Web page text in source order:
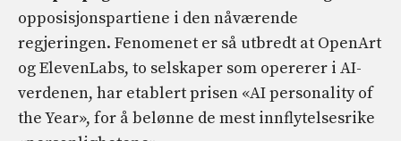
opposisjonspartiene i den nåværende
regjeringen. Fenomenet er så utbredt at OpenArt
og ElevenLabs, to selskaper som opererer i AI-
verdenen, har etablert prisen «AI personality of
the Year», for å belønne de mest innflytelsesrike